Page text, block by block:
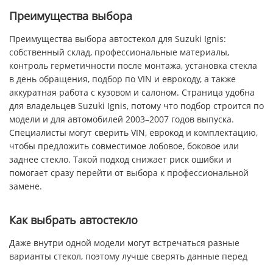
Преимущества выбора
Преимущества выбора автостекол для Suzuki Ignis:
собственный склад, профессиональные материалы,
контроль герметичности после монтажа, установка стекла
в день обращения, подбор по VIN и еврокоду, а также
аккуратная работа с кузовом и салоном. Страница удобна
для владельцев Suzuki Ignis, потому что подбор строится по
модели и для автомобилей 2003–2007 годов выпуска.
Специалисты могут сверить VIN, еврокод и комплектацию,
чтобы предложить совместимое лобовое, боковое или
заднее стекло. Такой подход снижает риск ошибки и
помогает сразу перейти от выбора к профессиональной
замене.
Как выбрать автостекло
Даже внутри одной модели могут встречаться разные
варианты стекол, поэтому лучше сверять данные перед